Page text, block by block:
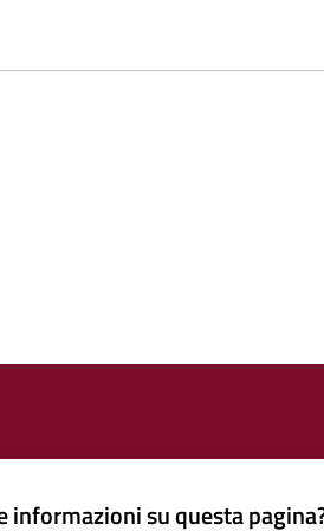
informazioni su questa